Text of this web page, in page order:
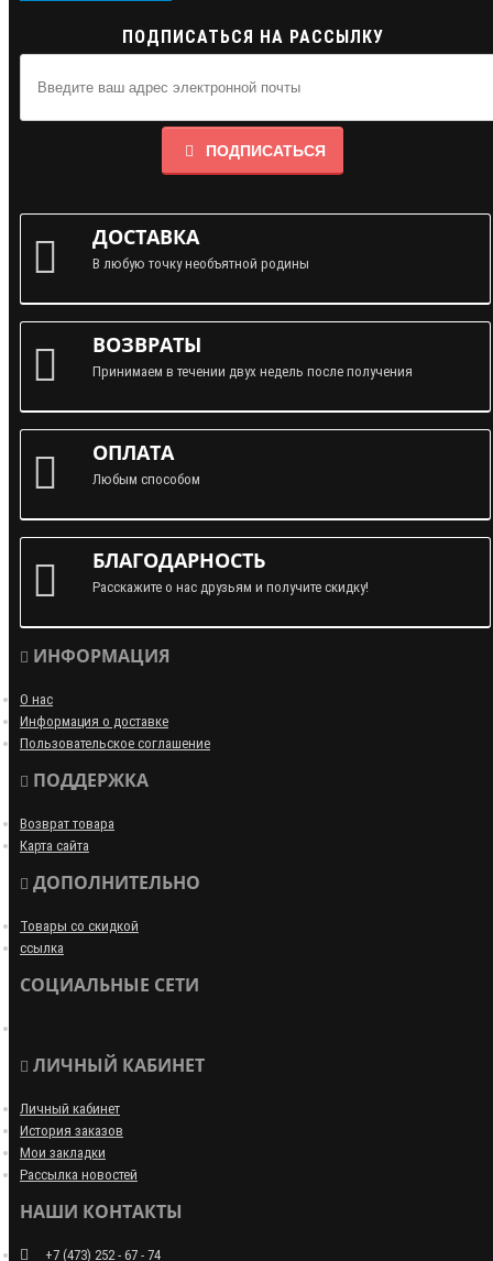
ПОДПИСАТЬСЯ НА РАССЫЛКУ
ПОДПИСАТЬСЯ
ДОСТАВКА
В любую точку необъятной родины
ВОЗВРАТЫ
Принимаем в течении двух недель после получения
ОПЛАТА
Любым способом
БЛАГОДАРНОСТЬ
Расскажите о нас друзьям и получите скидку!
ИНФОРМАЦИЯ
О нас
Информация о доставке
Пользовательское соглашение
ПОДДЕРЖКА
Возврат товара
Карта сайта
ДОПОЛНИТЕЛЬНО
Товары со скидкой
ссылка
СОЦИАЛЬНЫЕ СЕТИ
ЛИЧНЫЙ КАБИНЕТ
Личный кабинет
История заказов
Мои закладки
Рассылка новостей
НАШИ КОНТАКТЫ
+7 (473) 252 - 67 - 74